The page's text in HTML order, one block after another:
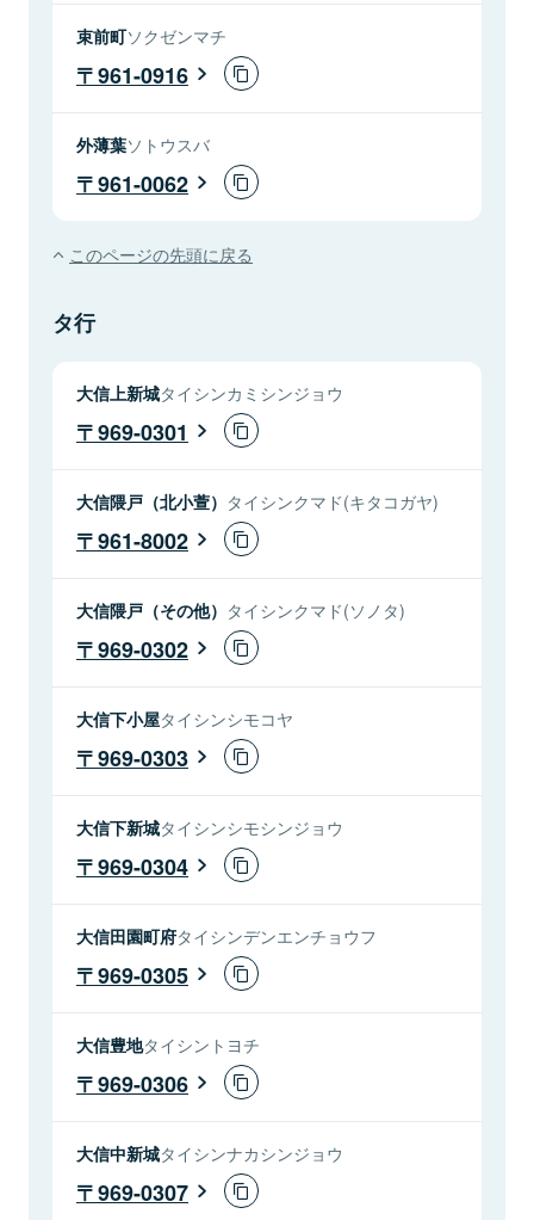
束前町ソクゼンマチ
961-0916
外薄葉ソトウスバ
961-0062
このページの先頭に戻る
タ行
大信上新城タイシンカミシンジョウ
969-0301
大信隈戸（北小萱） タイシンクマド(キタコガヤ)
961-8002
大信隈戸（その他） タイシンクマド(ソノタ)
969-0302
大信下小屋タイシンシモコヤ
969-0303
大信下新城タイシンシモシンジョウ
969-0304
大信田園町府タイシンデンエンチョウフ
969-0305
大信豊地タイシントヨチ
969-0306
大信中新城タイシンナカシンジョウ
969-0307